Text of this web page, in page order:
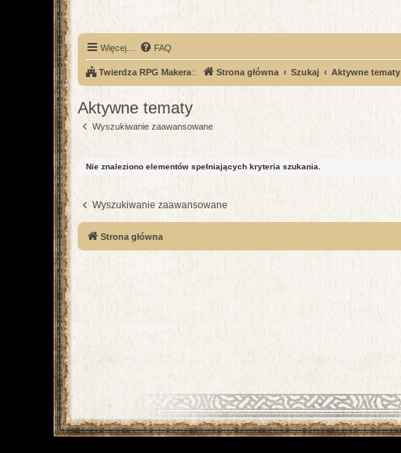
Więcej… FAQ
Twierdza RPG Makera:: Strona główna Szukaj Aktywne tematy
Aktywne tematy
Wyszukiwanie zaawansowane
Nie znaleziono elementów spełniających kryteria szukania.
Wyszukiwanie zaawansowane
Strona główna